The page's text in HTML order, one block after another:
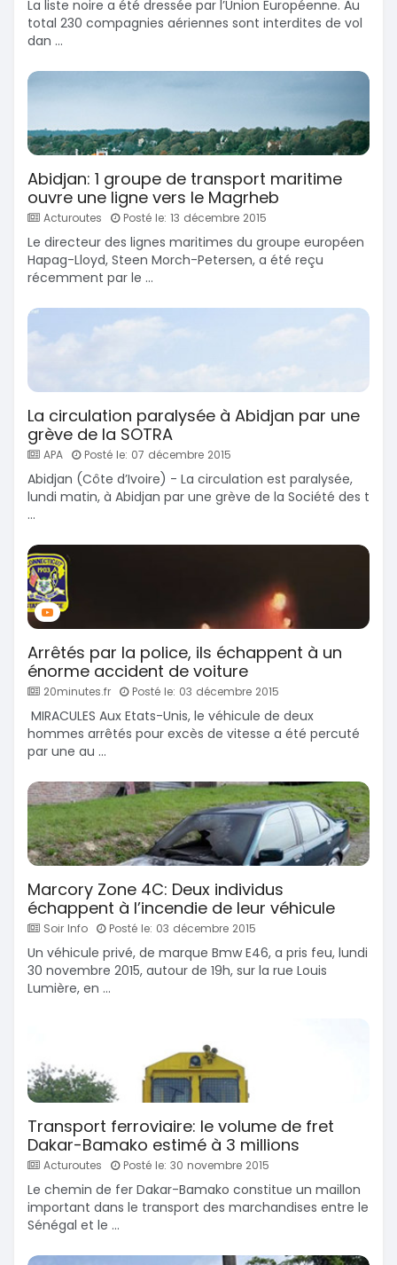
La liste noire a été dressée par l’Union Européenne. Au
total 230 compagnies aériennes sont interdites de vol
dan ...
Abidjan: 1 groupe de transport maritime
ouvre une ligne vers le Magrheb
Acturoutes Posté le: 13 décembre 2015
Le directeur des lignes maritimes du groupe européen
Hapag-Lloyd, Steen Morch-Petersen, a été reçu
récemment par le ...
La circulation paralysée à Abidjan par une
grève de la SOTRA
APA Posté le: 07 décembre 2015
Abidjan (Côte d’Ivoire) - La circulation est paralysée,
lundi matin, à Abidjan par une grève de la Société des t
...
Arrêtés par la police, ils échappent à un
énorme accident de voiture
20minutes.fr Posté le: 03 décembre 2015
MIRACULES Aux Etats-Unis, le véhicule de deux
hommes arrêtés pour excès de vitesse a été percuté
par une au ...
Marcory Zone 4C: Deux individus
échappent à l’incendie de leur véhicule
Soir Info Posté le: 03 décembre 2015
Un véhicule privé, de marque Bmw E46, a pris feu, lundi
30 novembre 2015, autour de 19h, sur la rue Louis
Lumière, en ...
Transport ferroviaire: le volume de fret
Dakar-Bamako estimé à 3 millions
Acturoutes Posté le: 30 novembre 2015
Le chemin de fer Dakar-Bamako constitue un maillon
important dans le transport des marchandises entre le
Sénégal et le ...